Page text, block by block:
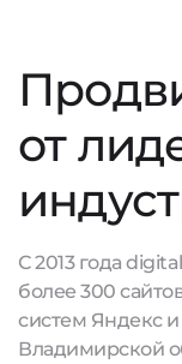
от
С 2013 года
более 300
систем Яндекс
Владимирской